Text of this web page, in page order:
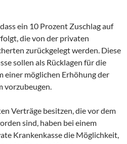
ein 10 Prozent Zuschlag auf
die von der privaten
zurückgelegt werden. Diese
sollen als Rücklagen für die
einer möglichen Erhöhung der
vorzubeugen.
Verträge besitzen, die vor dem
sind, haben bei einem
Krankenkasse die Möglichkeit,